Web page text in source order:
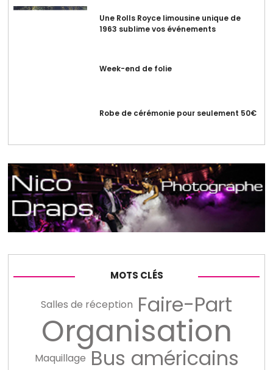
Une Rolls Royce limousine unique de
1963 sublime vos événements
Week-end de folie
Robe de cérémonie pour seulement 50€
MOTS CLÉS
Salles de réception Faire-Part
Organisation
Maquillage Bus américains